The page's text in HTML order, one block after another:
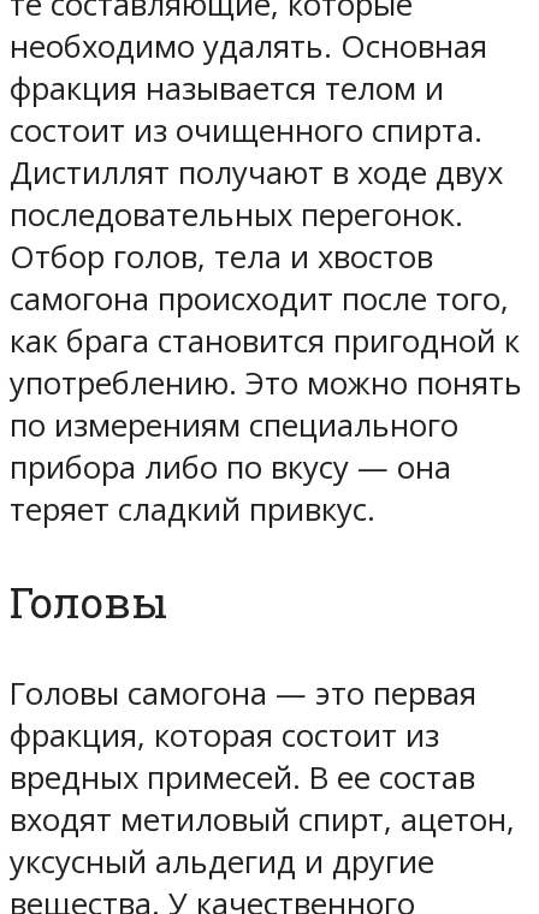
необходимо удалять. Основная
фракция называется телом и
состоит из очищенного спирта.
Дистиллят получают в ходе двух
последовательных перегонок.
Отбор голов, тела и хвостов
самогона происходит после того,
как брага становится пригодной к
употреблению. Это можно понять
по измерениям специального
прибора либо по вкусу — она
теряет сладкий привкус.
Головы
Головы самогона — это первая
фракция, которая состоит из
вредных примесей. В ее состав
входят метиловый спирт, ацетон,
уксусный альдегид и другие
вещества. У качественного